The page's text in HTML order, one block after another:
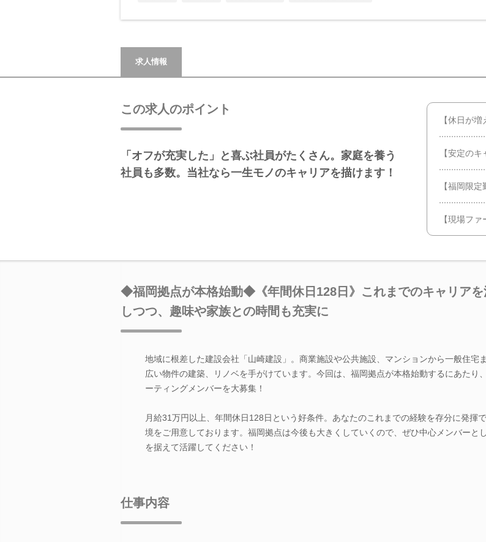
求人情報
この求人のポイント
「オフが充実した」と喜ぶ社員がたくさん。家庭を養う
社員も多数。当社なら一生モノのキャリアを描けます！
【休日が
【安定の
【福岡限
【現場フ
◆福岡拠点が本格始動◆《年間休日128日》これまでのキャリアを
しつつ、趣味や家族との時間も充実に
地域に根差した建設会社「山崎建設」。商業施設や公共施設、マンションから一般住宅
広い物件の建築、リノベを手がけています。今回は、福岡拠点が本格始動するにあたり
ーティングメンバーを大募集！
月給31万円以上、年間休日128日という好条件。あなたのこれまでの経験を存分に発揮
境をご用意しております。福岡拠点は今後も大きくしていくので、ぜひ中心メンバーと
を据えて活躍してください！
仕事内容